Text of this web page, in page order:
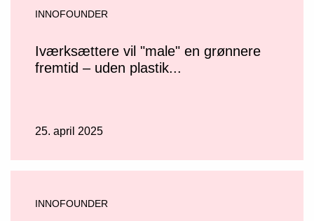
INNOFOUNDER
Iværksættere vil "male" en grønnere
fremtid – uden plastik...
25. april 2025
INNOFOUNDER